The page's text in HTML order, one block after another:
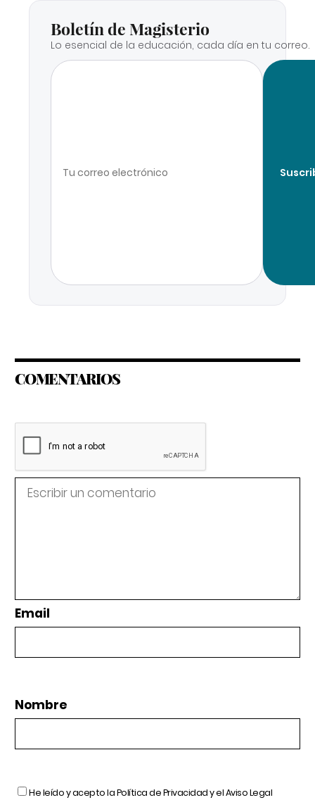
Boletín de Magisterio
Lo esencial de la educación, cada día en tu correo.
COMENTARIOS
Email
Nombre
He leído y acepto laPolítica de Privacidady elAviso Legal